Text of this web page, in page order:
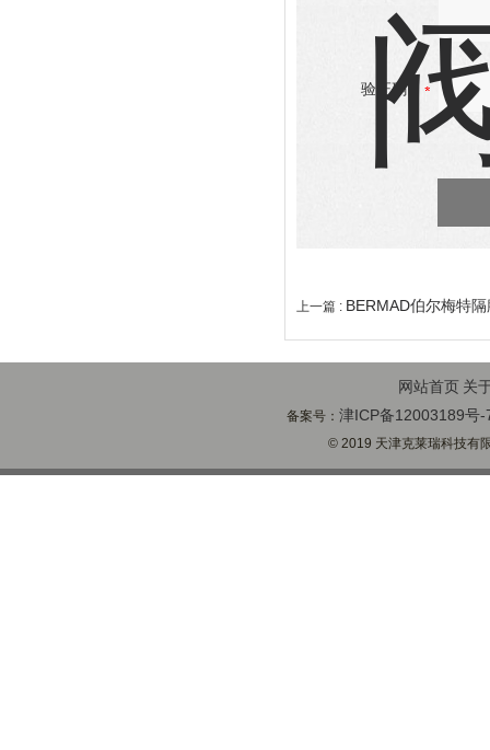
验证码：
上一篇 : BERMAD伯尔梅特
网站首页 关
备案号：津ICP备12003189号-
© 2019 天津克莱瑞科技有